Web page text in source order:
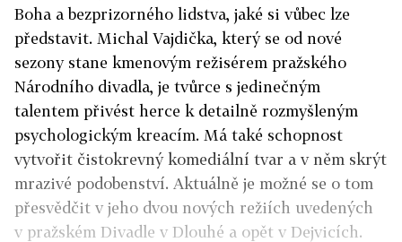
Boha a bezprizorného lidstva, jaké si vůbec lze
představit. Michal Vajdička, který se od nové
sezony stane kmenovým režisérem pražského
Národního divadla, je tvůrce s jedinečným
talentem přivést herce k detailně rozmyšleným
psychologickým kreacím. Má také schopnost
vytvořit čistokrevný komediální tvar a v něm skrýt
mrazivé podobenství. Aktuálně je možné se o tom
přesvědčit v jeho dvou nových režiích uvedených
v pražském Divadle v Dlouhé a opět v Dejvicích.